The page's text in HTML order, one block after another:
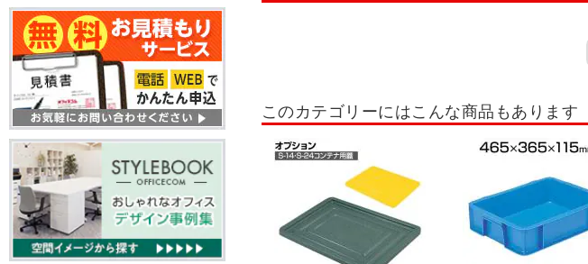
折りたたみコンテナ・オリコン
パーツハンガー ステンレスキャビネット ステンレス台車
ステンレスワゴン
このカテゴリーにはこんな商品もあります